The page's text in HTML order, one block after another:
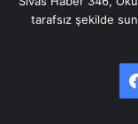
tarafsız şekilde